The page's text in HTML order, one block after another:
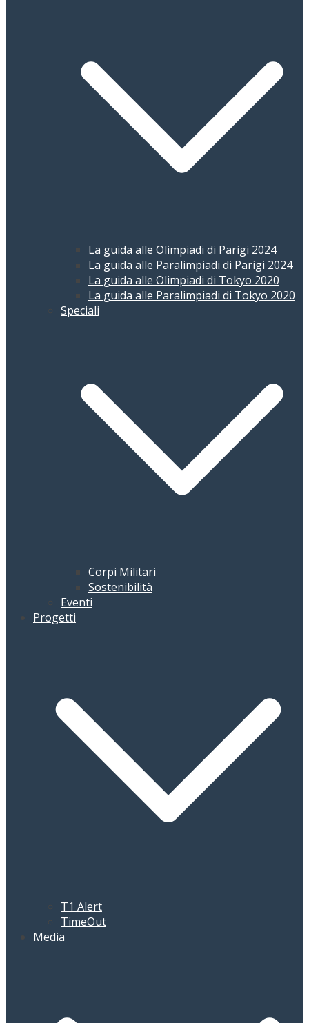
La guida alle Olimpiadi di Parigi 2024
La guida alle Paralimpiadi di Parigi 2024
La guida alle Olimpiadi di Tokyo 2020
La guida alle Paralimpiadi di Tokyo 2020
Speciali
Corpi Militari
Sostenibilità
Eventi
Progetti
T1 Alert
TimeOut
Media